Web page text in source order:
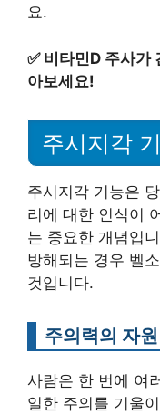
요.
✅ 비타민D 주사가
아보세요!
주시지각
주시지각 기능은
리에 대한 인식이
는 중요한 개념입
방해되는 경우 벨
것입니다.
주의력의 자원
사람은 한 번에 여
일한 주의를 기울